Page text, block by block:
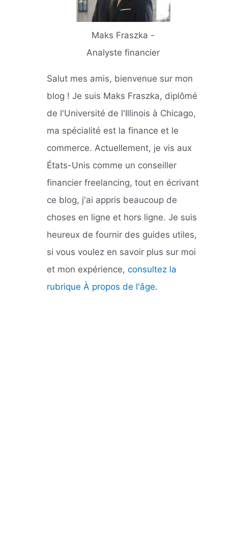
Maks Fraszka -
Analyste financier
Salut mes amis, bienvenue sur mon
blog ! Je suis Maks Fraszka, diplômé
de l'Université de l'Illinois à Chicago,
ma spécialité est la finance et le
commerce. Actuellement, je vis aux
États-Unis comme un conseiller
financier freelancing, tout en écrivant
ce blog, j'ai appris beaucoup de
choses en ligne et hors ligne. Je suis
heureux de fournir des guides utiles,
si vous voulez en savoir plus sur moi
et mon expérience, consultez la
rubrique À propos de l'âge.